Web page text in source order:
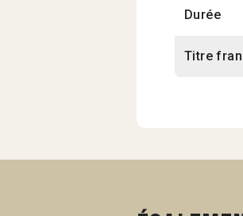
Durée
Titre